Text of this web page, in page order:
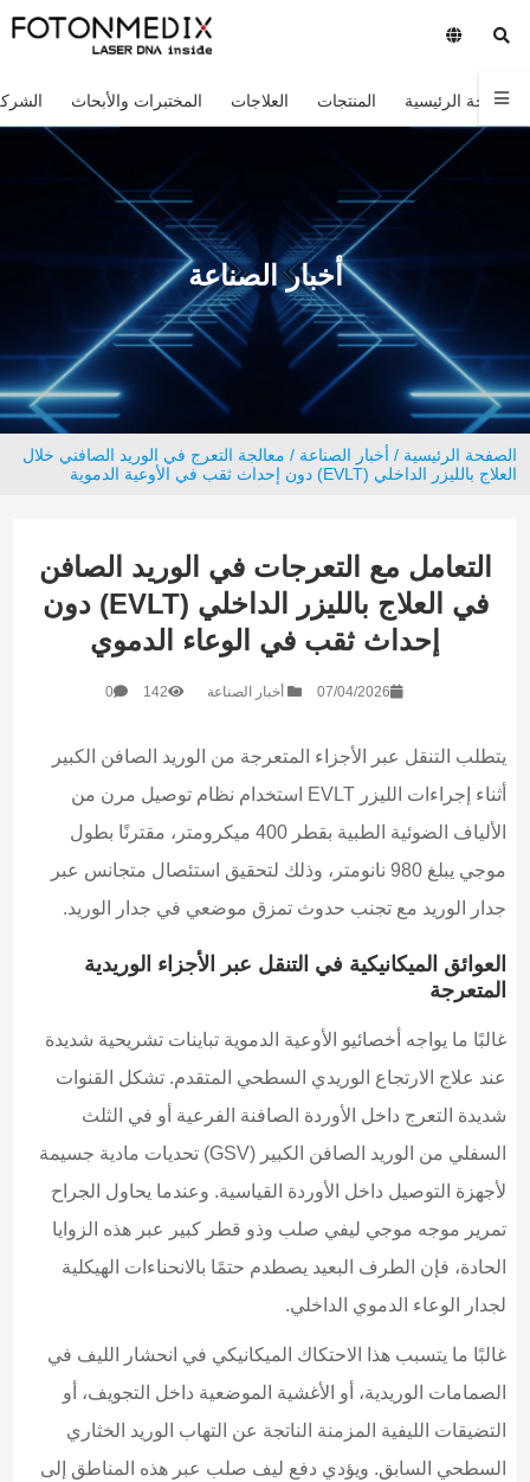
الصفحة الرئيسية المنتجات العلاجات المختبرات والأبحاث
أخبار الصناعة
الصفحة الرئيسية / أخبار الصناعة / معالجة التعرج في الوريد الصافني خلال
العلاج بالليزر الداخلي (EVLT) دون إحداث ثقب في الأوعية الدموية
التعامل مع التعرجات في الوريد الصافن
في العلاج بالليزر الداخلي (EVLT) دون
إحداث ثقب في الوعاء الدموي
07/04/2026 أخبار الصناعة 142
0
يتطلب التنقل عبر الأجزاء المتعرجة من الوريد الصافن الكبير
أثناء إجراءات الليزر EVLT استخدام نظام توصيل مرن من
الألياف الضوئية الطبية بقطر 400 ميكرومتر، مقترنًا بطول
موجي يبلغ 980 نانومتر، وذلك لتحقيق استئصال متجانس عبر
جدار الوريد مع تجنب حدوث تمزق موضعي في جدار الوريد.
العوائق الميكانيكية في التنقل عبر الأجزاء الوريدية
المتعرجة
غالبًا ما يواجه أخصائيو الأوعية الدموية تباينات تشريحية شديدة
عند علاج الارتجاع الوريدي السطحي المتقدم. تشكل القنوات
شديدة التعرج داخل الأوردة الصافنة الفرعية أو في الثلث
السفلي من الوريد الصافن الكبير (GSV) تحديات مادية جسيمة
لأجهزة التوصيل داخل الأوردة القياسية. وعندما يحاول الجراح
تمرير موجه موجي ليفي صلب وذو قطر كبير عبر هذه الزوايا
الحادة، فإن الطرف البعيد يصطدم حتمًا بالانحناءات الهيكلية
لجدار الوعاء الدموي الداخلي.
غالبًا ما يتسبب هذا الاحتكاك الميكانيكي في انحشار الليف في
الصمامات الوريدية، أو الأغشية الموضعية داخل التجويف، أو
التضيقات الليفية المزمنة الناتجة عن التهاب الوريد الخثاري
السطحي السابق. ويؤدي دفع ليف صلب عبر هذه المناطق إلى